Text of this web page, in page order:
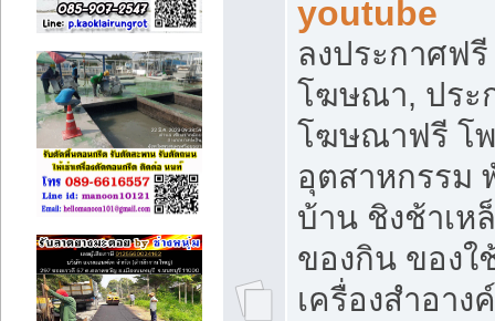
youtube
ลงประกาศฟ
โฆษณา, ประ
โฆษณาฟรี โ
อุตสาหกรรม
บ้าน ชิงช้าเห
ของกิน ของใ
เครื่องสำอา